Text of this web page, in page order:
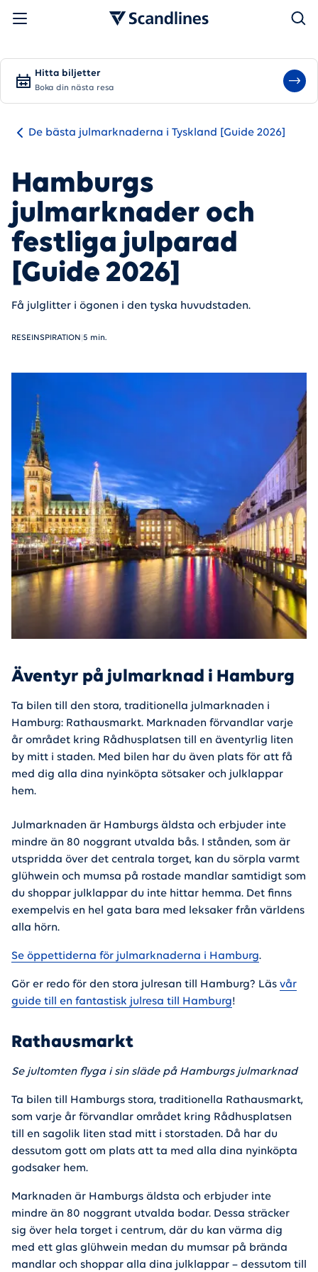
Sök
Hitta biljetter
Boka din nästa resa
De bästa julmarknaderna i Tyskland [Guide 2026]
Hamburgs
julmarknader och
festliga julparad
[Guide 2026]
Få julglitter i ögonen i den tyska huvudstaden.
RESEINSPIRATION 5 min.
Äventyr på julmarknad i Hamburg
Ta bilen till den stora, traditionella julmarknaden i
Hamburg: Rathausmarkt. Marknaden förvandlar varje
år området kring Rådhusplatsen till en äventyrlig liten
by mitt i staden. Med bilen har du även plats för att få
med dig alla dina nyinköpta sötsaker och julklappar
hem.
Julmarknaden är Hamburgs äldsta och erbjuder inte
mindre än 80 noggrant utvalda bås. I stånden, som är
utspridda över det centrala torget, kan du sörpla varmt
glühwein och mumsa på rostade mandlar samtidigt som
du shoppar julklappar du inte hittar hemma. Det finns
exempelvis en hel gata bara med leksaker från världens
alla hörn.
Se öppettiderna för julmarknaderna i Hamburg.
Gör er redo för den stora julresan till Hamburg? Läs vår
guide till en fantastisk julresa till Hamburg!
Rathausmarkt
Se jultomten flyga i sin släde på Hamburgs julmarknad
Ta bilen till Hamburgs stora, traditionella Rathausmarkt,
som varje år förvandlar området kring Rådhusplatsen
till en sagolik liten stad mitt i storstaden. Då har du
dessutom gott om plats att ta med alla dina nyinköpta
godsaker hem.
Marknaden är Hamburgs äldsta och erbjuder inte
mindre än 80 noggrant utvalda bodar. Dessa sträcker
sig över hela torget i centrum, där du kan värma dig
med ett glas glühwein medan du mumsar på brända
mandlar och shoppar alla dina julklappar – dessutom till